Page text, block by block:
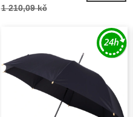
1 210,09 kč